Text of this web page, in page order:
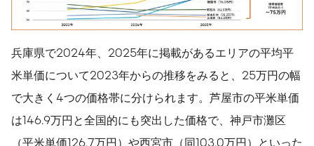
兵庫県で2024年、2025年に掲載があるエリアの平均平
米単価について2023年からの推移をみると、25万円の幅
で大きく4つの価格帯に分けられます。芦屋市の平米単価
は146.9万円と全国的にも突出した価格で、神戸市灘区
（平米単価126.7万円）や西宮市（同103.0万円）といった